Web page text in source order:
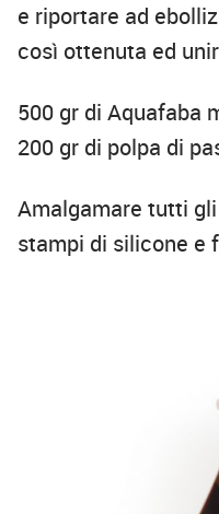
e riportare ad
così ottenuta ed
500 gr di Aquafaba
200 gr di polpa di
Amalgamare tutti
stampi di silicone e